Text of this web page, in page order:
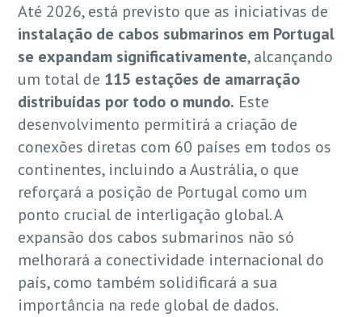
Até 2026, está previsto que as iniciativas de
instalação de cabos submarinos em Portugal
se expandam significativamente, alcançando
um total de 115 estações de amarração
distribuídas por todo o mundo. Este
desenvolvimento permitirá a criação de
conexões diretas com 60 países em todos os
continentes, incluindo a Austrália, o que
reforçará a posição de Portugal como um
ponto crucial de interligação global. A
expansão dos cabos submarinos não só
melhorará a conectividade internacional do
país, como também solidificará a sua
importância na rede global de dados.